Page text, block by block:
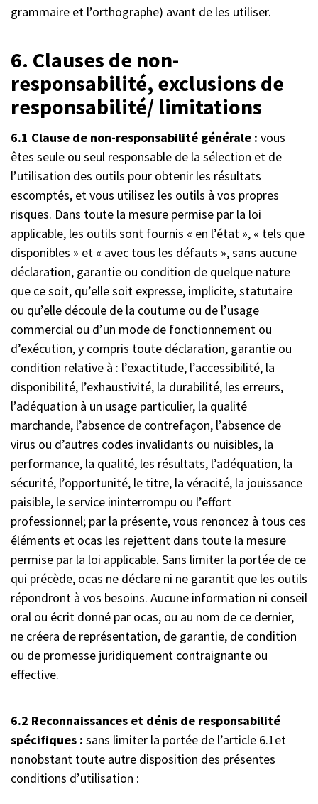
grammaire et l’orthographe) avant de les utiliser.
6. Clauses de non-
responsabilité, exclusions de
responsabilité/ limitations
6.1 Clause de non-responsabilité générale : vous
êtes seule ou seul responsable de la sélection et de
l’utilisation des outils pour obtenir les résultats
escomptés, et vous utilisez les outils à vos propres
risques. Dans toute la mesure permise par la loi
applicable, les outils sont fournis « en l’état », « tels que
disponibles » et « avec tous les défauts », sans aucune
déclaration, garantie ou condition de quelque nature
que ce soit, qu’elle soit expresse, implicite, statutaire
ou qu’elle découle de la coutume ou de l’usage
commercial ou d’un mode de fonctionnement ou
d’exécution, y compris toute déclaration, garantie ou
condition relative à : l’exactitude, l’accessibilité, la
disponibilité, l’exhaustivité, la durabilité, les erreurs,
l’adéquation à un usage particulier, la qualité
marchande, l’absence de contrefaçon, l’absence de
virus ou d’autres codes invalidants ou nuisibles, la
performance, la qualité, les résultats, l’adéquation, la
sécurité, l’opportunité, le titre, la véracité, la jouissance
paisible, le service ininterrompu ou l’effort
professionnel; par la présente, vous renoncez à tous ces
éléments et ocas les rejettent dans toute la mesure
permise par la loi applicable. Sans limiter la portée de ce
qui précède, ocas ne déclare ni ne garantit que les outils
répondront à vos besoins. Aucune information ni conseil
oral ou écrit donné par ocas, ou au nom de ce dernier,
ne créera de représentation, de garantie, de condition
ou de promesse juridiquement contraignante ou
effective.
6.2 Reconnaissances et dénis de responsabilité
spécifiques : sans limiter la portée de l’article 6.1et
nonobstant toute autre disposition des présentes
conditions d’utilisation :